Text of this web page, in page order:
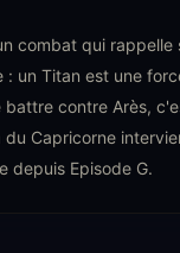
combat qui
: un Titan est une
battre contre Arès,
Capricorne
depuis Episode G.